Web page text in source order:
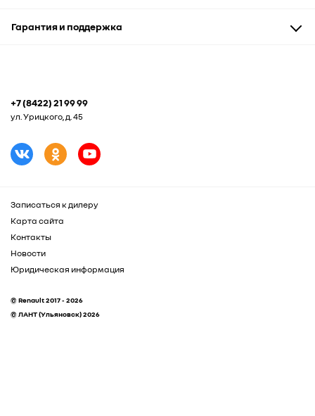
Рассрочка
Аксессуары и сувениры
Гарантия и поддержка
+7 (8422) 21 99 99
ул. Урицкого, д. 45
Записаться к дилеру
Карта сайта
Контакты
Новости
Юридическая информация
© Renault 2017 - 2026
© ЛАНТ (Ульяновск) 2026